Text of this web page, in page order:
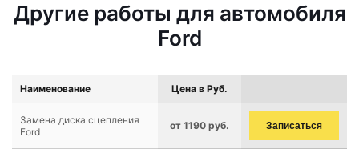
Другие работы для автомобиля
Ford
Наименование Цена в Руб.
Замена диска сцепления
Ford
от 1190 руб. Записаться